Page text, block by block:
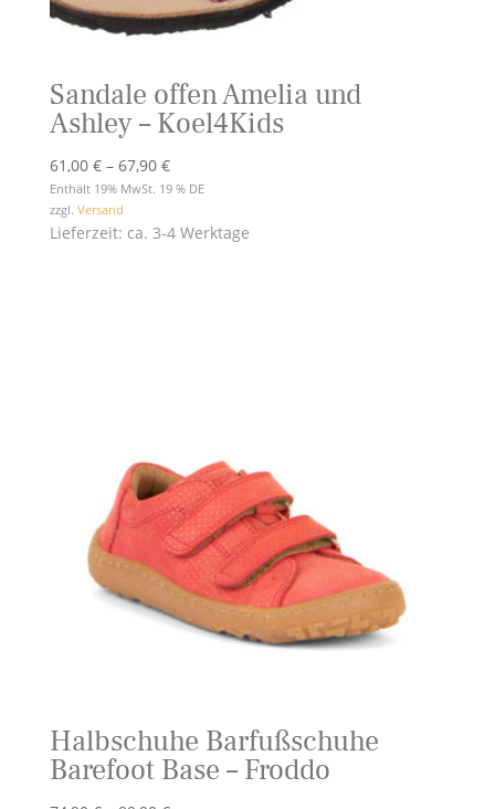
Sandale offen Amelia und
Ashley – Koel4Kids
61,00 € – 67,90 €Preisspanne:
61,00 €
67,90 €
Enthält 19% MwSt. 19 % DE
zzgl. Versand
Lieferzeit: ca. 3-4 Werktage
Halbschuhe Barfußschuhe
Barefoot Base – Froddo